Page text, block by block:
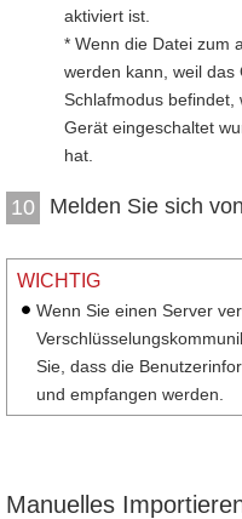
aktiviert ist.
* Wenn die Datei zum
werden kann, weil das
Schlafmodus
Gerät eingeschaltet
hat.
10 Melden Sie sich
WICHTIG
Wenn Sie einen Server
Sie, dass die
und empfangen werden.
Manuelles